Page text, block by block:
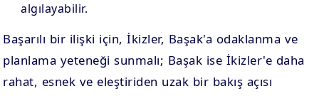
algılayabilir.
Başarılı bir ilişki için, İkizler, Başak'a odaklanma ve
planlama yeteneği sunmalı; Başak ise İkizler'e daha
rahat, esnek ve eleştiriden uzak bir bakış açısı